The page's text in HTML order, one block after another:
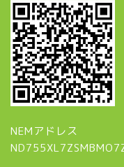
NEMアドレス